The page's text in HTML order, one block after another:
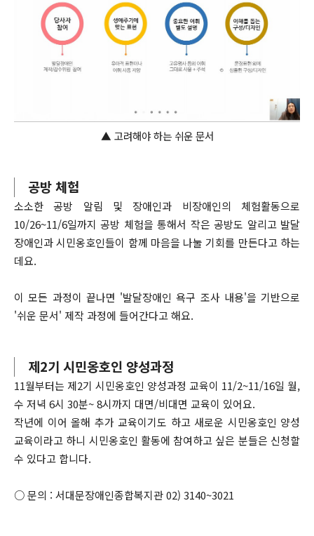
▲ 고려해야 하는 쉬운 문서
공방 체험
소소한 공방 알림 및 장애인과 비장애인의 체험활동으로
10/26~11/6일까지 공방 체험을 통해서 작은 공방도 알리고 발달
장애인과 시민옹호인들이 함께 마음을 나눌 기회를 만든다고 하는
데요.
이 모든 과정이 끝나면 '발달장애인 욕구 조사 내용'을 기반으로
'쉬운 문서' 제작 과정에 들어간다고 해요.
제2기 시민옹호인 양성과정
11월부터는 제2기 시민옹호인 양성과정 교육이 11/2~11/16일 월,
수 저녁 6시 30분~ 8시까지 대면/비대면 교육이 있어요.
작년에 이어 올해 추가 교육이기도 하고 새로운 시민옹호인 양성
교육이라고 하니 시민옹호인 활동에 참여하고 싶은 분들은 신청할
수 있다고 합니다.
○ 문의 : 서대문장애인종합복지관 02) 3140~3021